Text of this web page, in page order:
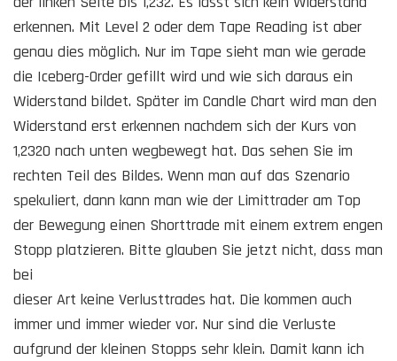
erkennen. Mit Level 2 oder dem Tape Reading ist aber
genau dies möglich. Nur im Tape sieht man wie gerade
die Iceberg-Order gefillt wird und wie sich daraus ein
Widerstand bildet. Später im Candle Chart wird man den
Widerstand erst erkennen nachdem sich der Kurs von
1,2320 nach unten wegbewegt hat. Das sehen Sie im
rechten Teil des Bildes. Wenn man auf das Szenario
spekuliert, dann kann man wie der Limittrader am Top
der Bewegung einen Shorttrade mit einem extrem engen
Stopp platzieren. Bitte glauben Sie jetzt nicht, dass man
bei
dieser Art keine Verlusttrades hat. Die kommen auch
immer und immer wieder vor. Nur sind die Verluste
aufgrund der kleinen Stopps sehr klein. Damit kann ich